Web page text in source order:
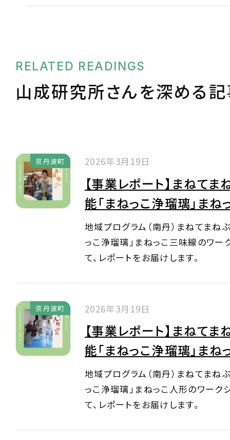
RELATED READINGS
山成研究所さんを深める
京丹波町 2026年3月19日
【事業レポート】まねて
能「まねっこ浄瑠璃」まね
地域プログラム（南丹）まねてまね
っこ浄瑠璃」まねっこ三味線のワー
て、レポートをお届けします。
京丹波町 2026年3月19日
【事業レポート】まねて
能「まねっこ浄瑠璃」まね
地域プログラム（南丹）まねてまね
っこ浄瑠璃」まねっこ人形のワーク
て、レポートをお届けします。